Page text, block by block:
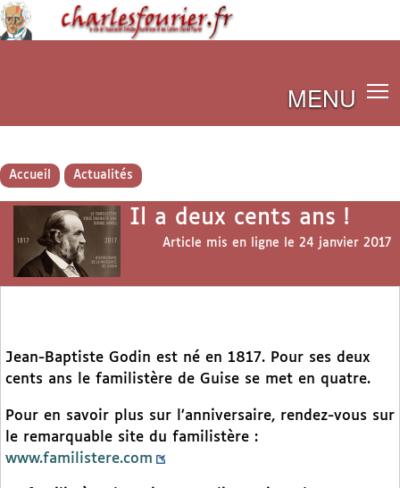
MENU
Accueil Actualités
Il a deux cents ans !
Article mis en ligne le 24 janvier 2017
Jean-Baptiste Godin est né en 1817. Pour ses deux
cents ans le familistère de Guise se met en quatre.
Pour en savoir plus sur l’anniversaire, rendez-vous sur
le remarquable site du familistère :
www.familistere.com